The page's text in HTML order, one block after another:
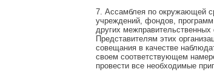
7. Ассамблея по окружающей
учреждений, фондов,
других межправительственных
Представителям этих
совещания в качестве
своем соответствующем
провести все необходимые